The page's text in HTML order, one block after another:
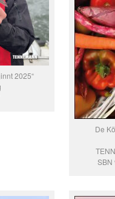
2025“
De
SBN